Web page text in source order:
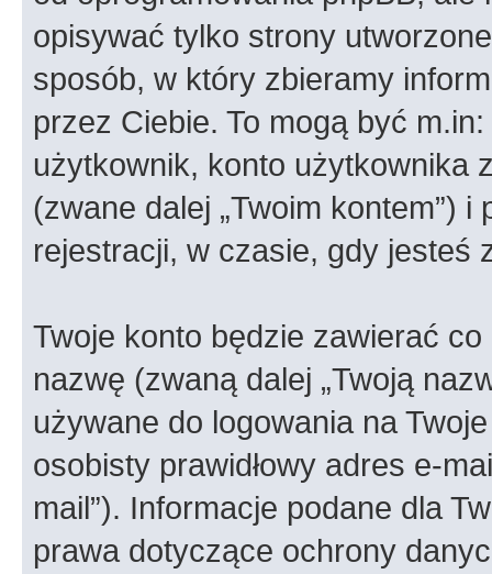
opisywać tylko strony
sposób, w który zbieramy
przez Ciebie. To mogą być
użytkownik, konto użytkownika
(zwane dalej „Twoim kontem”)
rejestracji, w czasie, gdy jesteś
Twoje konto będzie zawierać
nazwę (zwaną dalej „Twoją
używane do logowania na
osobisty prawidłowy adres e-
mail”). Informacje podane dla
prawa dotyczące ochrony